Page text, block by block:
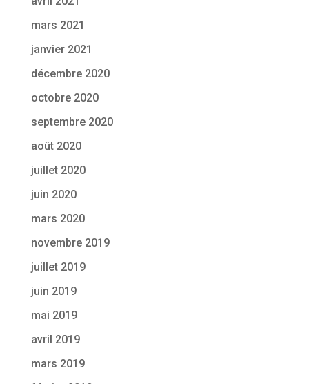
mars 2021
janvier 2021
décembre 2020
octobre 2020
septembre 2020
août 2020
juillet 2020
juin 2020
mars 2020
novembre 2019
juillet 2019
juin 2019
mai 2019
avril 2019
mars 2019